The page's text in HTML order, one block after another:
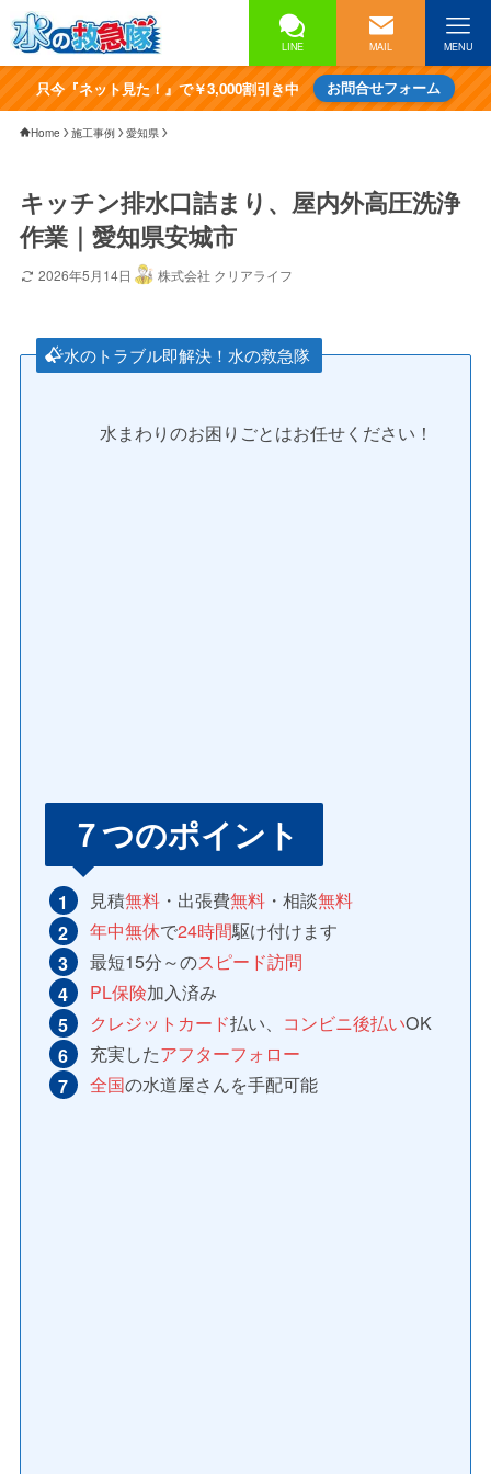
LINE MAIL MENU
只今『ネット見た！』で￥3,000割引き中 お問合せフォーム
Home 施工事例 愛知県
キッチン排水口詰まり、屋内外高圧洗浄
作業｜愛知県安城市
2026年5月14日 株式会社 クリアライフ
水のトラブル即解決！水の救急隊
水まわりのお困りごとはお任せください！
７つのポイント
見積無料・出張費無料・相談無料
年中無休で24時間駆け付けます
最短15分～のスピード訪問
PL保険加入済み
クレジットカード払い、 コンビニ後払いOK
充実したアフターフォロー
全国の水道屋さんを手配可能